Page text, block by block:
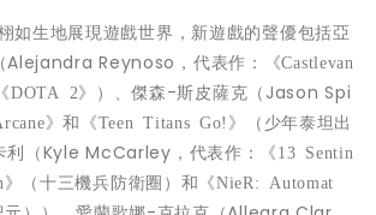
如生地展現遊戲世界，新遊戲的聲優包括亞
Alejandra Reynoso，代表作：
《Castlevan
《DOTA 2》
）、傑森-斯皮薩克（Jason Spi
》和 《Teen Titans Go!》（少年泰坦出
利（Kyle McCarley，代表作： 《 13 Sentin
》（十三機兵防衛圈） 和 《NieR: Automat
）